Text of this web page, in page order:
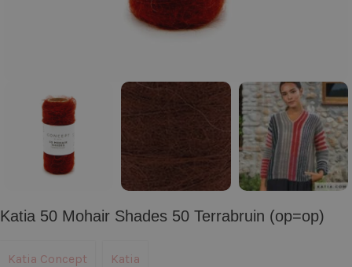
Katia 50 Mohair Shades 50 Terrabruin (op=op)
Katia Concept Katia